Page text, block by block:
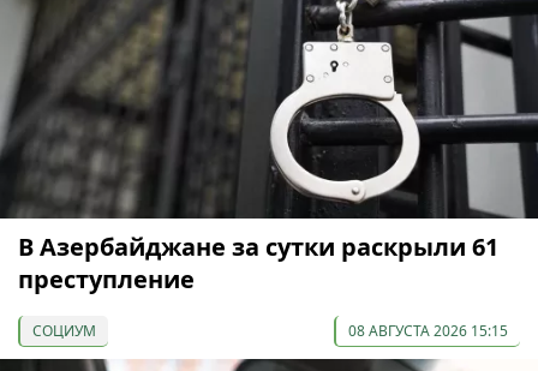
В Азербайджане за сутки раскрыли 61
преступление
СОЦИУМ 08 АВГУСТА 2026 15:15